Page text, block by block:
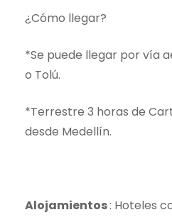
¿Cómo llegar?
*Se puede llegar por vía
o Tolú.
*Terrestre 3 horas de
desde Medellín.
Alojamientos: Hoteles